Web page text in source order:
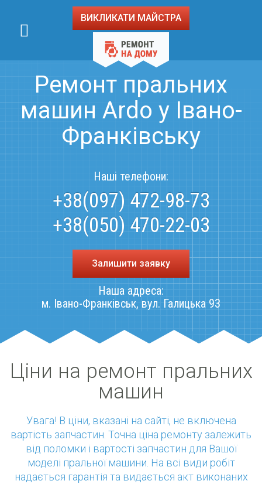
ВИКЛИКАТИ МАЙСТРА
Ремонт пральних
машин Ardo у Івано-
Франківську
Наші телефони:
+38(097) 472-98-73
+38(050) 470-22-03
Залишити заявку
Наша адреса:
м. Івано-Франківськ, вул. Галицька 93
Ціни на ремонт пральних
машин
Увага! В ціни, вказані на сайті, не включена
вартість запчастин. Точна ціна ремонту залежить
від поломки і вартості запчастин для Вашої
моделі пральної машини. На всі види робіт
надається гарантія та видається акт виконаних